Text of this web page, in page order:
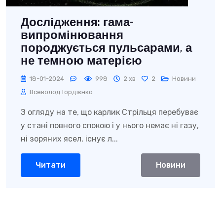
Дослідження: гама-
випромінювання
породжується пульсарами, а
не темною матерією
18-01-2024 998 2 хв 2
Новини
Всеволод Гордієнко
З огляду на те, що карлик Стрільця перебуває
у стані повного спокою і у нього немає ні газу,
ні зоряних ясел, існує л...
Читати Новини